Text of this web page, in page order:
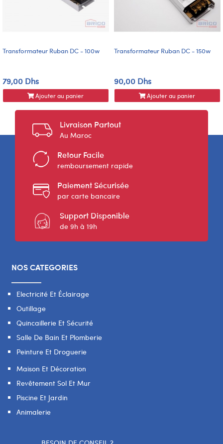
Transformateur Ruban DC - 100w
79,00 Dhs
Ajouter au panier
Transformateur Ruban DC - 150w
90,00 Dhs
Ajouter au panier
Livraison Partout
Au Maroc
Retour Facile
remboursement rapide
Paiement Sécurisée
par carte bancaire
Support Disponible
de 9h à 19h
NOS CATEGORIES
Electricité Et Éclairage
Outillage
Quincaillerie Et Sécurité
Salle De Bain Et Plomberie
Peinture Et Droguerie
Maison Et Décoration
Revêtement Sol Et Mur
Piscine Et Jardin
Animalerie